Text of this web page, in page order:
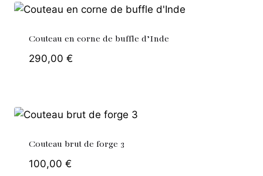
Couteau en corne de buffle d’Inde
290,00 €
Couteau brut de forge 3
100,00 €